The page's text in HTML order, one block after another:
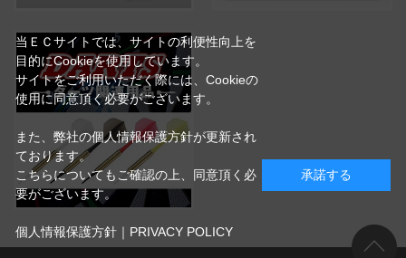
当ＥＣサイトでは、サイトの利便性向上を
目的にCookieを使用しています。
サイトをご利用いただく際には、Cookieの
使用に同意頂く必要がございます。
また、弊社の個人情報保護方針が更新され
ております。
こちらについてもご確認の上、同意頂く必
要がございます。
個人情報保護方針｜PRIVACY POLICY
承諾する